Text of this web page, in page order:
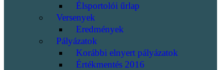
Élsportolói űrlap
Versenyek
Eredmények
Pályázatok
Korábbi elnyert pályázatok
Értékmentés 2016